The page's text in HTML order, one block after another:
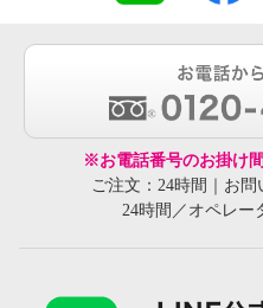
※お電話番号のお掛け
ご注文：24時間｜お
24時間／オペレー